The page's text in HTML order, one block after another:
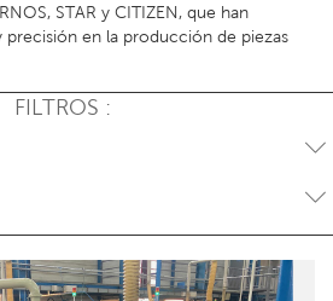
STAR y CITIZEN, que han
precisión en la producción de piezas
FILTROS :